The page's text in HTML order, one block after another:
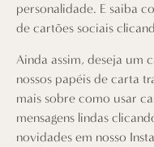
personalidade. E saiba
de cartões sociais
Ainda assim, deseja um
nossos papéis de carta
mais sobre como usar
mensagens lindas
novidades em nosso